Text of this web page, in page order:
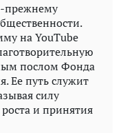
прежнему
на YouTube
послом Фонда
Ее путь служит
силу
и принятия